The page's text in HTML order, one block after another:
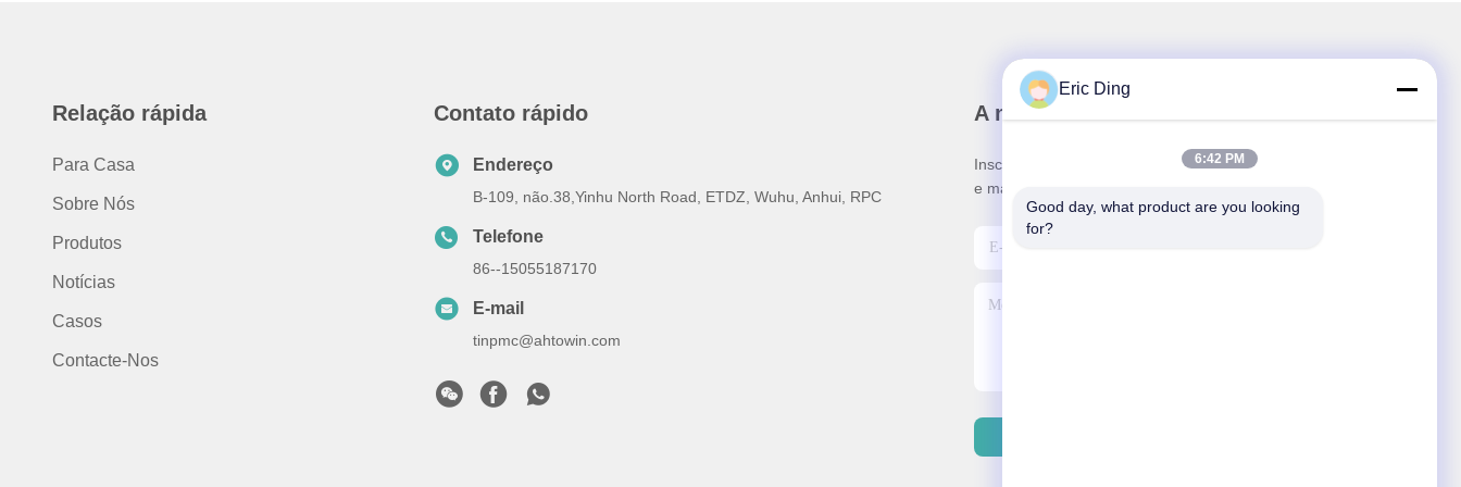
Relação rápida
Para Casa
Sobre Nós
Produtos
Notícias
Casos
Contacte-Nos
Contato rápido
Endereço
B-109, não.38,Yinhu North Road, ETDZ, Wuhu, Anhui, RPC
Telefone
86--15055187170
E-mail
tinpmc@ahtowin.com
A nossa newsletter
Inscreva-se no nosso boletim informativo para obter descontos
e mais.
Eric Ding
6:42 PM
Good day, what product are you looking
for?